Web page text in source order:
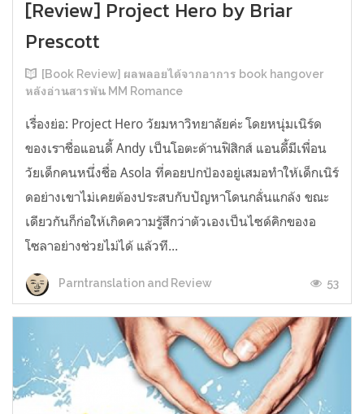
[Review] Project Hero by Briar
Prescott
[Book Review] ผลพลอยได้จากอาการ book hangover
หลังอ่านสารพัน MM Romance
เรื่องย่อ: Project Hero วัยมหาวิทยาลัยค่ะ โดยหนุ่มเนิร์ด
ของเราชื่อแอนดี้ Andy เป็นโอตะด้านฟิสิกส์ แอนดี้มีเพื่อน
วัยเด็กคนหนึ่งชื่อ Asola ที่คอยปกป้องอยู่เสมอทำให้เด็กเนิร์
ดอย่างเขาไม่เคยต้องประสบกับปัญหาโดนกลั่นแกล้ง ขณะ
เดียวกันก็ก่อให้เกิดความรู้สึกว่าตัวเองเป็นไซด์คิกของอ
โซลาอย่างช่วยไม่ได้ แล้วที...
Parntranslation and Review 53